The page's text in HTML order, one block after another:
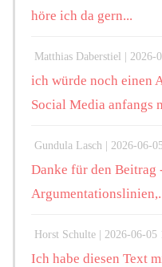
höre ich da gern...
Matthias Daberstiel | 2026-
ich würde noch einen
Social Media anfangs
Gundula Lasch | 2026-06-
Danke für den Beitrag
Horst Schulte | 2026-06-05
Ich habe diesen Text